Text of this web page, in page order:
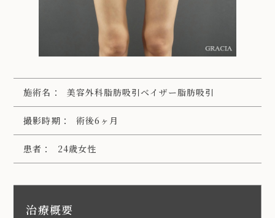
施術名： 美容外科脂肪吸引ベイザー脂肪吸引
撮影時期： 術後6ヶ月
患者： 24歳女性
治療概要